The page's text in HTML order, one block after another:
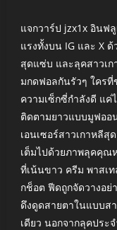
แจกวาร์ป jzx1x อินฟ
แรงทั้งบน IG และ X
สุดแซ่บ และลุคสาวเก
มกดฟอลกันรัวๆ ใคร
ความเซ็กซี่กำลังดี แค่
ติดตามยาวแบบมูฟออ
เอนเซอร์สาวเกาหลี
เต็มไปด้วยภาพลุคคุณ
ที่เน้นขาว ครีม พาสเ
กช็อต ฟีดถูกจัดวางอย่
ดึงดูดสายตาในแบบส
เดียว นอกจากลุคประ